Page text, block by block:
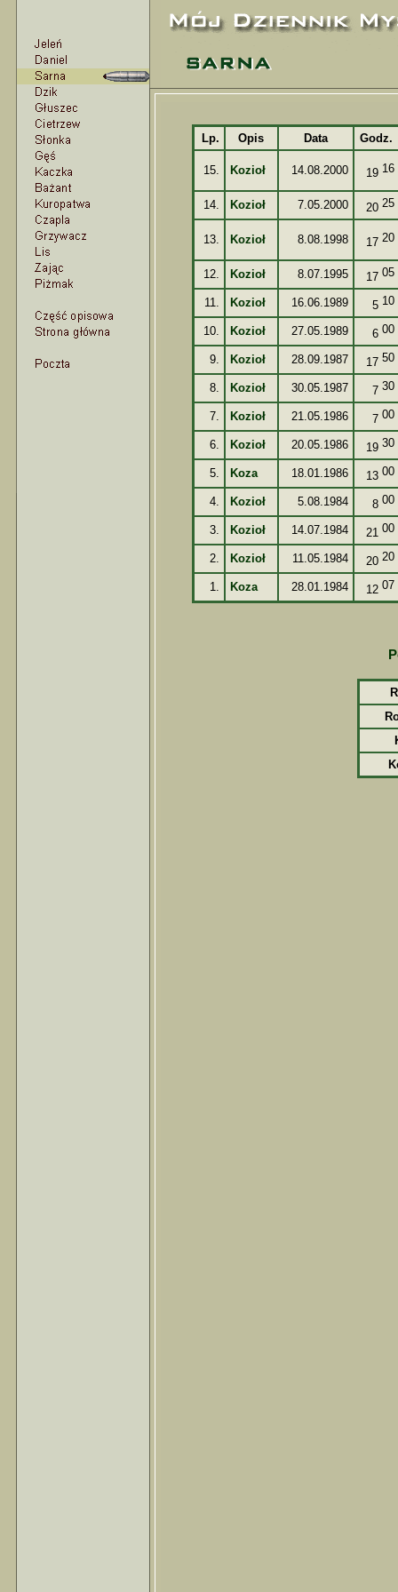
Lp. Opis Data Godz.
15. Kozioł 14.08.2000 19 16
14. Kozioł 7.05.2000 20 25
13. Kozioł 8.08.1998 17 20
12. Kozioł 8.07.1995 17 05
11. Kozioł 16.06.1989 5 10
10. Kozioł 27.05.1989 6 00
9. Kozioł 28.09.1987 17 50
8. Kozioł 30.05.1987 7 30
7. Kozioł 21.05.1986 7 00
6. Kozioł 20.05.1986 19 30
5. Koza 18.01.1986 13 00
4. Kozioł 5.08.1984 8 00
3. Kozioł 14.07.1984 21 00
2. Kozioł 11.05.1984 20 20
1. Koza 28.01.1984 12 07